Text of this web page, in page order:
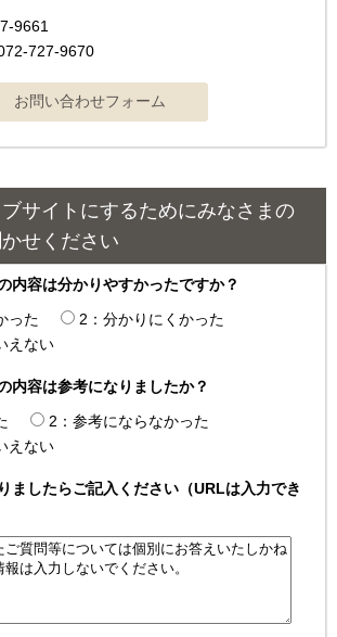
9661
727-9670
サイトにするためにみなさまの
せください
内容は分かりやすかったですか？
った
2：分かりにくかった
えない
内容は参考になりましたか？
2：参考にならなかった
えない
ましたらご記入ください（URLは入力でき